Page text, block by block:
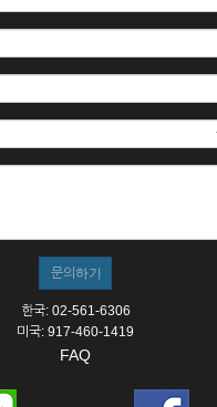
한국: 02-561-6306
미국: 917-460-1419
FAQ